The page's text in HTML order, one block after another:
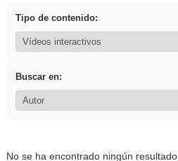
Tipo de contenido:
Buscar en:
No se ha encontrado ningún resultado.